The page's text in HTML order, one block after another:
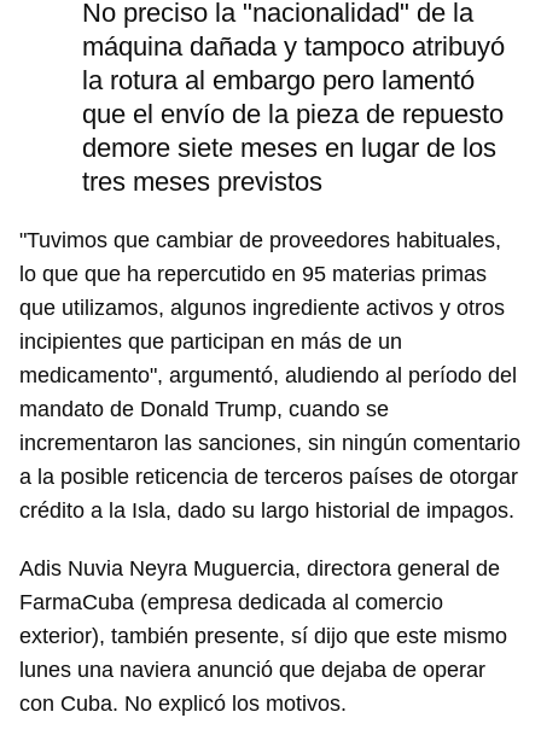
Guardar como favorito
Para poder guardar como favorito, primero has de
iniciar sesión con tu cuenta de 14ymedio.
INICIAR SESIÓN CANCELAR
No preciso la "nacionalidad" de la
máquina dañada y tampoco atribuyó
la rotura al embargo pero lamentó
que el envío de la pieza de repuesto
demore siete meses en lugar de los
tres meses previstos
"Tuvimos que cambiar de proveedores habituales,
lo que que ha repercutido en 95 materias primas
que utilizamos, algunos ingrediente activos y otros
incipientes que participan en más de un
medicamento", argumentó, aludiendo al período del
mandato de Donald Trump, cuando se
incrementaron las sanciones, sin ningún comentario
a la posible reticencia de terceros países de otorgar
crédito a la Isla, dado su largo historial de impagos.
Adis Nuvia Neyra Muguercia, directora general de
FarmaCuba (empresa dedicada al comercio
exterior), también presente, sí dijo que este mismo
lunes una naviera anunció que dejaba de operar
con Cuba. No explicó los motivos.